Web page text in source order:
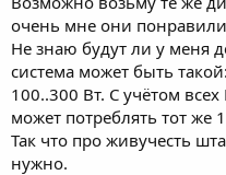
очень мне они
Не знаю будут ли у меня
система может быть
100..300 Вт. С учётом всех
может потреблять тот же
Так что про живучесть
нужно.